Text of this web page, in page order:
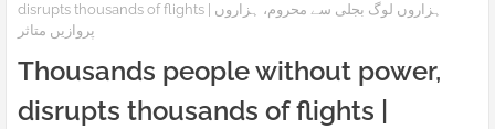
disrupts thousands of flights | ہزاروں لوگ بجلی سے محروم، ہزاروں
پروازیں متاثر
Thousands people without power,
disrupts thousands of flights |